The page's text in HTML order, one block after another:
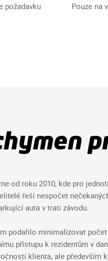
požadavku Pouze na
od roku 2010, kde pro
řeší nespočet
auta v trati závodu.
podařilo minimalizovat
přístupu k rezidentům v
klienta, ale především